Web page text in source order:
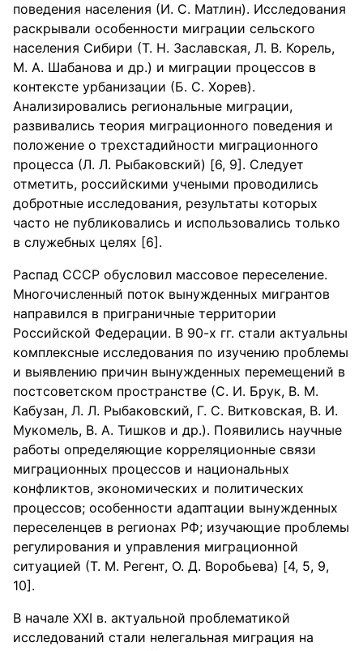
поведения населения (И. С. Матлин). Исследования
раскрывали особенности миграции сельского
населения Сибири (Т. Н. Заславская, Л. В. Корель,
М. А. Шабанова и др.) и миграции процессов в
контексте урбанизации (Б. С. Хорев).
Анализировались региональные миграции,
развивались теория миграционного поведения и
положение о трехстадийности миграционного
процесса (Л. Л. Рыбаковский) [6, 9]. Следует
отметить, российскими учеными проводились
добротные исследования, результаты которых
часто не публиковались и использовались только
в служебных целях [6].
Распад СССР обусловил массовое переселение.
Многочисленный поток вынужденных мигрантов
направился в приграничные территории
Российской Федерации. В 90-х гг. стали актуальны
комплексные исследования по изучению проблемы
и выявлению причин вынужденных перемещений в
постсоветском пространстве (С. И. Брук, В. М.
Кабузан, Л. Л. Рыбаковский, Г. С. Витковская, В. И.
Мукомель, В. А. Тишков и др.). Появились научные
работы определяющие корреляционные связи
миграционных процессов и национальных
конфликтов, экономических и политических
процессов; особенности адаптации вынужденных
переселенцев в регионах РФ; изучающие проблемы
регулирования и управления миграционной
ситуацией (Т. М. Регент, О. Д. Воробьева) [4, 5, 9,
10].
В начале XXI в. актуальной проблематикой
исследований стали нелегальная миграция на